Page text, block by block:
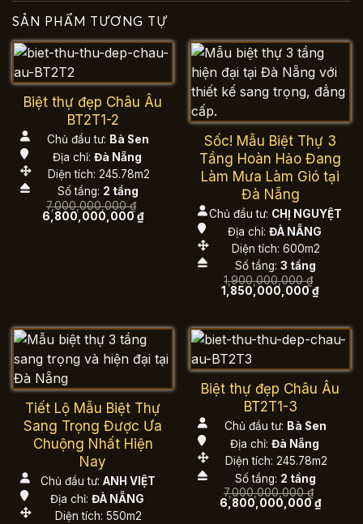
SẢN PHẨM TƯƠNG TỰ
Biệt thự đẹp Châu Âu
BT2T1-2
Chủ đầu tư: Bà Sen
Địa chỉ: Đà Nẵng
Diện tích: 245.78m2
Số tầng: 2 tầng
7,000,000,000₫
Giá
gốc
6,800,000,000₫Giá
hiện
6,800,000,000 ₫.
Sốc! Mẫu Biệt Thự 3
Tầng Hoàn Hảo Đang
Làm Mưa Làm Gió tại
Đà Nẵng
Chủ đầu tư: CHỊ NGUYỆT
Địa chỉ: ĐÀ NẴNG
Diện tích: 600m2
Số tầng: 3 tầng
1,900,000,000₫
Giá
gốc
1,850,000,000₫Giá
Tiết Lộ Mẫu Biệt Thự
Sang Trọng Được Ưa
Chuộng Nhất Hiện
Nay
Chủ đầu tư: ANH VIỆT
Địa chỉ: ĐÀ NẴNG
Diện tích: 550m2
Biệt thự đẹp Châu Âu
BT2T1-3
Chủ đầu tư: Bà Sen
Địa chỉ: Đà Nẵng
Diện tích: 245.78m2
Số tầng: 2 tầng
7,000,000,000₫
Giá
gốc
6,800,000,000₫Giá
hiện